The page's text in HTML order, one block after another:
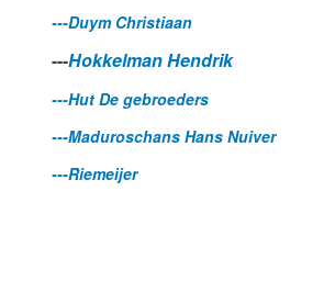
---Duym Christiaan
---Hokkelman Hendrik
---Hut De gebroeders
---Maduroschans Hans Nuiver
---Riemeijer